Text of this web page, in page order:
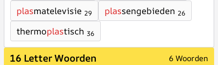
plasmatelevisie 29 plassengebieden 26
thermoplastisch 36
16 Letter Woorden 6 Woorden